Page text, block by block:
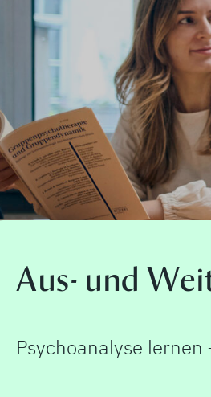
Öffentliche Vorträge